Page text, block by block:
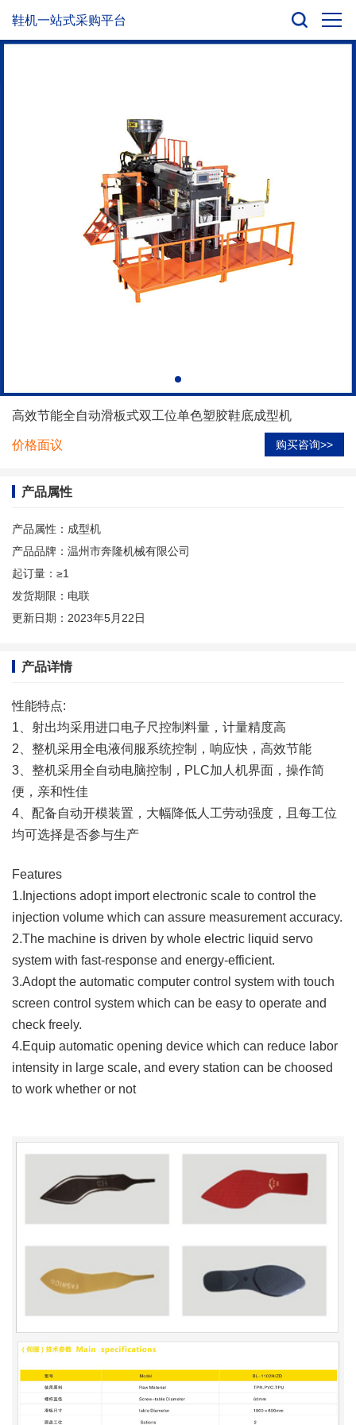
鞋机一站式采购平台
高效节能全自动滑板式双工位单色塑胶鞋底成型机
价格面议 购买咨询>>
产品属性
产品属性： 成型机
产品品牌： 温州市奔隆机械有限公司
起订量： ≥1
发货期限： 电联
更新日期： 2023年5月22日
产品详情
性能特点:
1、射出均采用进口电子尺控制料量，计量精度高
2、整机采用全电液伺服系统控制，响应快，高效节能
3、整机采用全自动电脑控制，PLC加人机界面，操作简
便，亲和性佳
4、配备自动开模装置，大幅降低人工劳动强度，且每工位
均可选择是否参与生产
Features
1.Injections adopt import electronic scale to control the
injection volume which can assure measurement accuracy.
2.The machine is driven by whole electric liquid servo
system with fast-response and energy-efficient.
3.Adopt the automatic computer control system with touch
screen control system which can be easy to operate and
check freely.
4.Equip automatic opening device which can reduce labor
intensity in large scale, and every station can be choosed
to work whether or not